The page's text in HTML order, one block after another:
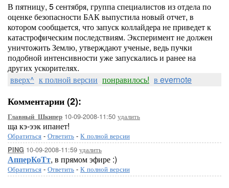
В пятницу, 5 сентября, группа специалистов из отдела по
оценке безопасности БАК выпустила новый отчет, в
котором сообщается, что запуск коллайдера не приведет к
катастрофическим последствиям. Эксперимент не должен
уничтожить Землю, утверждают ученые, ведь пучки
подобной интенсивности уже запускались и ранее на
других ускорителях.
вверх^ к полной версии понравилось! в evernote
Комментарии (2):
Главный_Шкипер 10-09-2008-11:50 удалить
ща кэ-ээк ипанет!
Обратиться - Ответить - К полной версии
PING 10-09-2008-11:59 удалить
АпперКоТт, в прямом эфире :)
Обратиться - Ответить - К полной версии